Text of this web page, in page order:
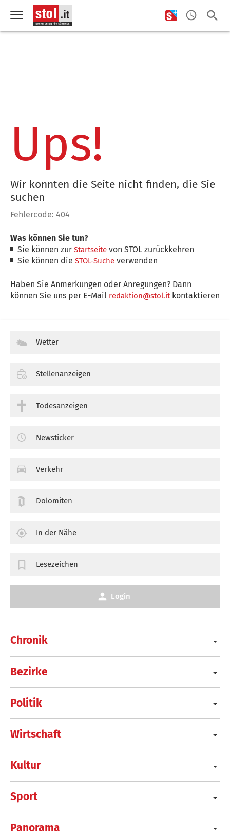
Ups!
Wir konnten die Seite nicht finden, die Sie
suchen
Fehlercode: 404
Was können Sie tun?
Sie können zurStartseite von STOL zurückkehren
Sie können dieSTOL-Suche verwenden
Haben Sie Anmerkungen oder Anregungen? Dann
können Sie uns per E-Mail redaktion@stol.itkontaktieren
Chronik
Bezirke
Politik
Wirtschaft
Kultur
Sport
Panorama
Wetter
Stellenanzeigen
Todesanzeigen
Newsticker
Verkehr
Dolomiten
In der Nähe
Lesezeichen
Login